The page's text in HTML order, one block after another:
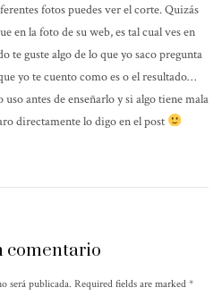
fotos puedes ver el corte. Quizás
en la foto de su web, es tal cual ves en
te guste algo de lo que yo saco pregunta
yo te cuento como es o el resultado…
antes de enseñarlo y si algo tiene mala
directamente lo digo en el post
comentario
será publicada. Required fields are marked *